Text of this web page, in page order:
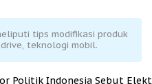
tips modifikasi produk
teknologi mobil.
Politik Indonesia Sebut